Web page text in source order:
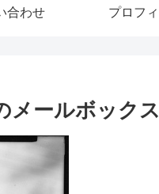
合わせ プロフ
メールボック